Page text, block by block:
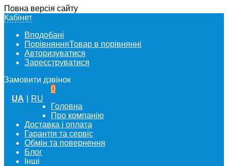
Повна версія сайту
Кабінет
Вподобані
ПорівнянняТовар в порівнянні
Авторизуватися
Зареєструватися
Замовити дзвінок
UA RU
0
Головна
Про компанію
Доставка і оплата
Гарантія та сервіс
Обмін та повернення
Блог
Інші